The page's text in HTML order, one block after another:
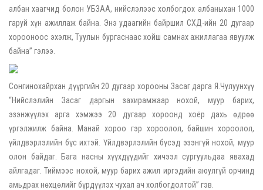
албан хаагчид болон УБЗАА, нийслэлээс холбогдох албаныхан 1000
гаруй хүн ажиллаж байна. Энэ удаагийн байршил СХД-ийн 20 дугаар
хорооноос эхэлж, Туулын бургаснаас хойш самнах ажиллагаа явуулж
байна” гэлээ.
Сонгинохайрхан дүүргийн 20 дугаар хорооны Засаг дарга Я.Чулуунхүү
“Нийслэлийн Засаг даргын захирамжаар нохой, муур барих,
эзэнжүүлэх арга хэмжээ 20 дугаар хороонд хоёр дахь өдрөө
үргэлжилж байна. Манай хороо гэр хороолол, байшин хороолол,
үйлдвэрлэлийн бүс ихтэй. Үйлдвэрлэлийн бүсэд эзэнгүй нохой, муур
олон байдаг. Бага насны хүүхдүүдийг хичээл сургуульдаа явахад
айлгадаг. Тиймээс нохой, муур барих ажил иргэдийн аюулгүй орчинд
амьдрах нөхцөлийг бүрдүүлэх чухал ач холбогдолтой” гэв.